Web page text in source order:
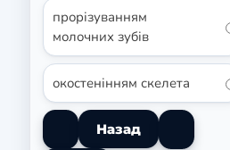
прорізуванням
молочних зубів
окостенінням скелета